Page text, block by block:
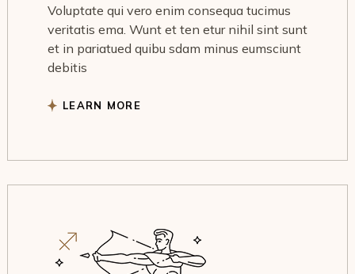
Voluptate qui vero enim consequa tucimus
veritatis ema. Wunt et ten etur nihil sint sunt
et in pariatued quibu sdam minus eumsciunt
debitis
LEARN MORE